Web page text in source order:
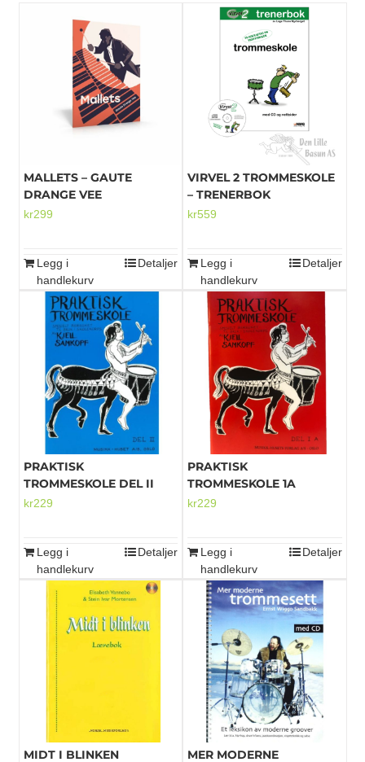
MALLETS – GAUTE
DRANGE VEE
kr299
Legg i
handlekurv
Detaljer
VIRVEL 2 TROMMESKOLE
– TRENERBOK
kr559
Legg i
handlekurv
Detaljer
PRAKTISK
TROMMESKOLE DEL II
kr229
Legg i
handlekurv
Detaljer
PRAKTISK
TROMMESKOLE 1A
kr229
Legg i
handlekurv
Detaljer
MIDT I BLINKEN MER MODERNE